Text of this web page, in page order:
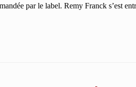
par le label. Remy Franck s’est